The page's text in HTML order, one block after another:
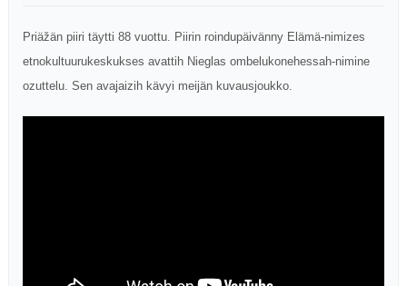
Priäžän piiri täytti 88 vuottu. Piirin roindupäivänny Elämä-nimizes
etnokultuurukeskukses avattih Nieglas ombelukonehessah-nimine
ozuttelu. Sen avajaizih kävyi meijän kuvausjoukko.